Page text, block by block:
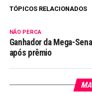
TÓPICOS RELACIONADOS
NÃO PERCA
Ganhador da Mega-
após prêmio